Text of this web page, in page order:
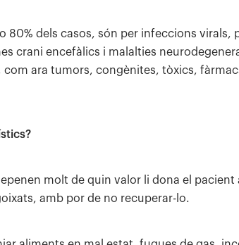
80% dels casos, són per infeccions virals,
crani encefàlics i malalties
com ara tumors, congènites, tòxics,
molt de quin valor li dona el pacient
amb por de no recuperar-lo.